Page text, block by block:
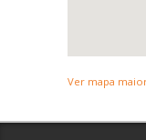
Ver mapa